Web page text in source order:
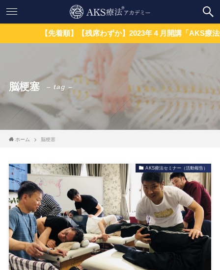
【先着順】【残席わずか】2023年４月開講「AKS療法士
脳梗塞 – tag –
ホーム 脳梗塞
AKS療法セミナー（活動報告）